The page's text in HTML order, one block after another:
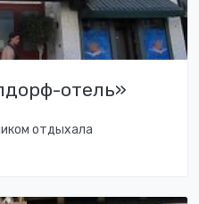
отель»
отдыхала